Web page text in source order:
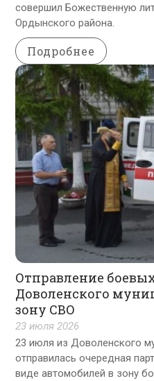
совершил Божественную
Ордынского района.
Подробнее
Отправление
Доволенского
зону СВО
23 июля 2026
23 июля из Доволенского
отправилась очередная
виде автомобилей в зону